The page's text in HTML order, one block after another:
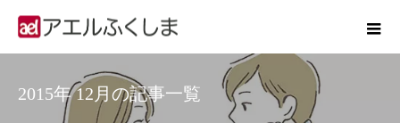
2015年 12月の記事一覧